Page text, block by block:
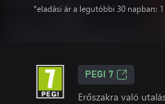
*eladási ár a legutóbbi 30 napban: 1
PEGI 7
Erőszakra való